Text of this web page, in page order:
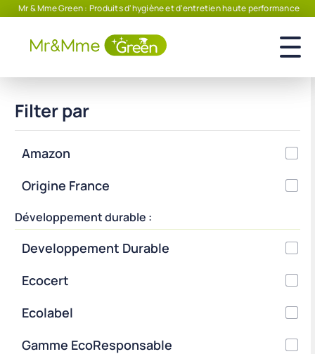
Mr & Mme Green : Produits d'hygiène et d'entretien haute performance
Filter par
Amazon
Origine France
Développement durable :
Developpement Durable
Ecocert
Ecolabel
Gamme EcoResponsable